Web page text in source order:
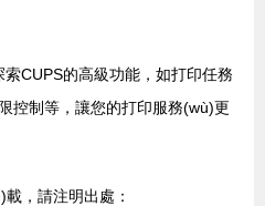
CUPS的高級功能，如打印任務
控制等，讓您的打印服務(wù)更
，請注明出處：